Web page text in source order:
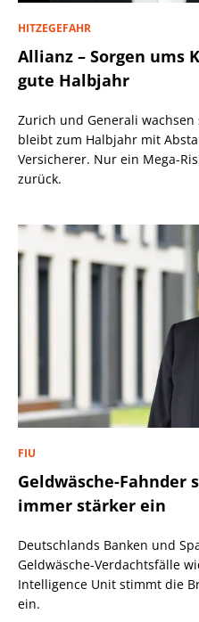
HITZEGEFAHR
Allianz – Sorgen ums
gute Halbjahr
Zurich und Generali
bleibt zum Halbjahr mit
Versicherer. Nur ein Mega-
zurück.
FIU
Geldwäsche-Fahnder
immer stärker ein
Deutschlands Banken und
Geldwäsche-Verdachtsfälle
Intelligence Unit stimmt die
ein.